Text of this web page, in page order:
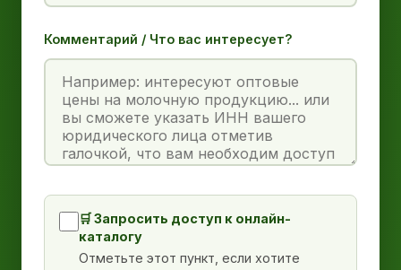
Комментарий / Что вас интересует?
🛒 Запросить доступ к онлайн-
каталогу
Отметьте этот пункт, если хотите